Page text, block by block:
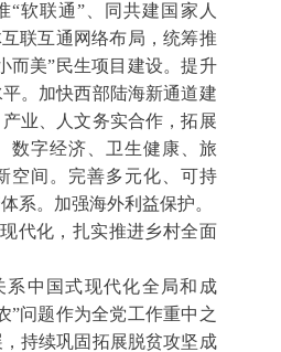
“软联通”、同共建国家人
联互通网络布局，统筹推
而美”民生项目建设。提升
。加快西部陆海新通道建
业、人文务实合作，拓展
数字经济、卫生健康、旅
空间。完善多元化、可持
系。加强海外利益保护。
代化，扎实推进乡村全面
系中国式现代化全局和成
”问题作为全党工作重中之
持续巩固拓展脱贫攻坚成